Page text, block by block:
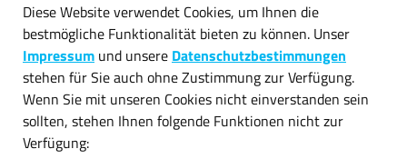
Newsletter
Service Hotline
Shop Service
Informationen
Diese Website verwendet Cookies, um Ihnen die
bestmögliche Funktionalität bieten zu können. Unser
Impressum und unsere Datenschutzbestimmungen
stehen für Sie auch ohne Zustimmung zur Verfügung.
Wenn Sie mit unseren Cookies nicht einverstanden sein
sollten, stehen Ihnen folgende Funktionen nicht zur
Verfügung: